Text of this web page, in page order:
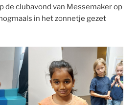
de clubavond van Messemaker op
in het zonnetje gezet